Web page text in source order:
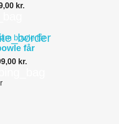
kr.
får
kr.